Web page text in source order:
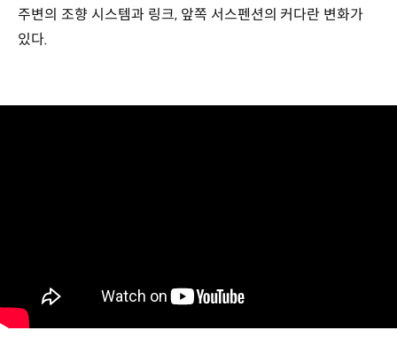
주변의 조향 시스템과 링크, 앞쪽 서스펜션의 커다란 변화가
있다.